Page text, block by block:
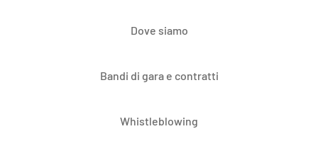
Dove siamo
Bandi di gara e contratti
Whistleblowing